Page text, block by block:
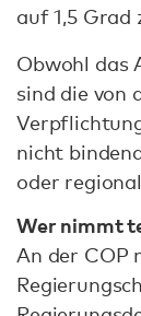
auf 1,5 Grad
Obwohl das
sind die von
nicht
oder
Wer nimmt
An der COP